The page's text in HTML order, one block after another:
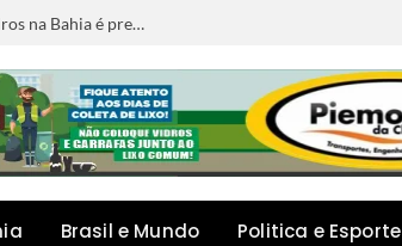
Confrontos ocorridos ao mesmo tempo terminam com cinco suspeitos mortos na Bahia
Brasil e Mundo Politica e Esporte